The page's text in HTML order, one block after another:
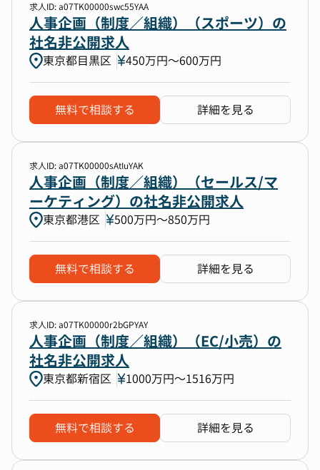
求人ID: a07TK00000swc55YAA
人事企画（制度／組織）（スポーツ）の
社名非公開求人
東京都目黒区 450万円〜600万円
無料で相談する 詳細を見る
求人ID: a07TK00000sAtIuYAK
人事企画（制度／組織）（セールス/マ
ーケティング）の社名非公開求人
東京都港区 500万円〜850万円
無料で相談する 詳細を見る
求人ID: a07TK00000r2bGPYAY
人事企画（制度／組織）（EC/小売）の
社名非公開求人
東京都新宿区 1000万円〜1516万円
無料で相談する 詳細を見る